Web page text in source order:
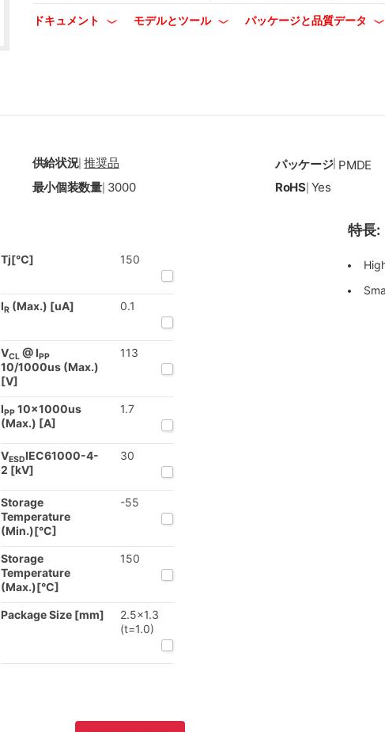
ドキュメント モデルとツール パッケージと品質データ
供給状況|推奨品 パッケージ| PMDE
最小個装数量| 3000 RoHS| Yes
Tj[℃] 150
IR(Max.) [uA] 0.1
VCL @ IPP
10/1000us (Max.)
[V]
113
IPP10x1000us
(Max.) [A]
1.7
VESDIEC61000-4-
2 [kV]
30
Storage
Temperature
(Min.)[°C]
-55
Storage
Temperature
(Max.)[°C]
150
Package Size [mm]
2.5x1.3
(t=1.0)
特長: